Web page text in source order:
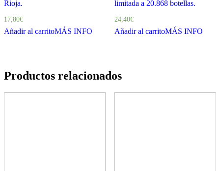
Rioja.
17,80€
Añadir al carritoMÁS INFO
limitada a 20.868 botellas.
24,40€
Añadir al carritoMÁS INFO
Productos relacionados